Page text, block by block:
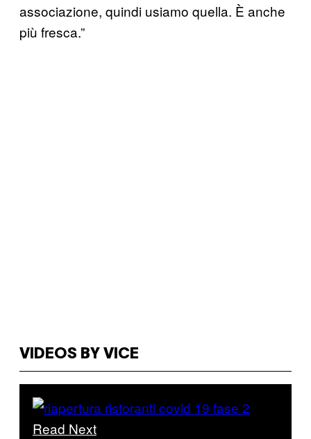
associazione, quindi usiamo quella. È anche
più fresca.”
VIDEOS BY VICE
Read Next